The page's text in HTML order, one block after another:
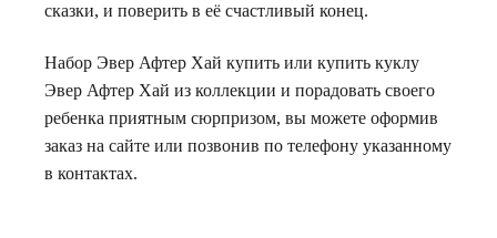
сказки, и поверить в её счастливый конец.
Набор Эвер Афтер Хай купить или купить куклу
Эвер Афтер Хай из коллекции и порадовать своего
ребенка приятным сюрпризом, вы можете оформив
заказ на сайте или позвонив по телефону указанному
в контактах.